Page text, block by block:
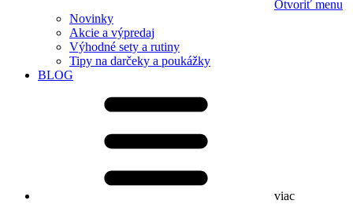
Otvoriť menu
Novinky
Akcie a výpredaj
Výhodné sety a rutiny
Tipy na darčeky a poukážky
BLOG
viac